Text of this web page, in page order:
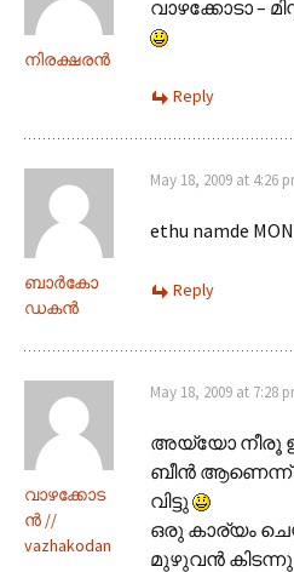
നിരക്ഷരന്‍
വാഴക്കോടാ –
Reply
ബാര്‍കോ
ഡകന്‍
May 18, 2009 at 4:26
ethu namde
Reply
വാഴക്കോട
ന്‍ ‍//
vazhakodan
May 18, 2009 at 7:28
അയ്യോ നീരൂ
ബീന്‍ ആണെന്ന്
വിട്ടു
ഒരു കാര്യം
മുഴുവന്‍ കിടന്നു